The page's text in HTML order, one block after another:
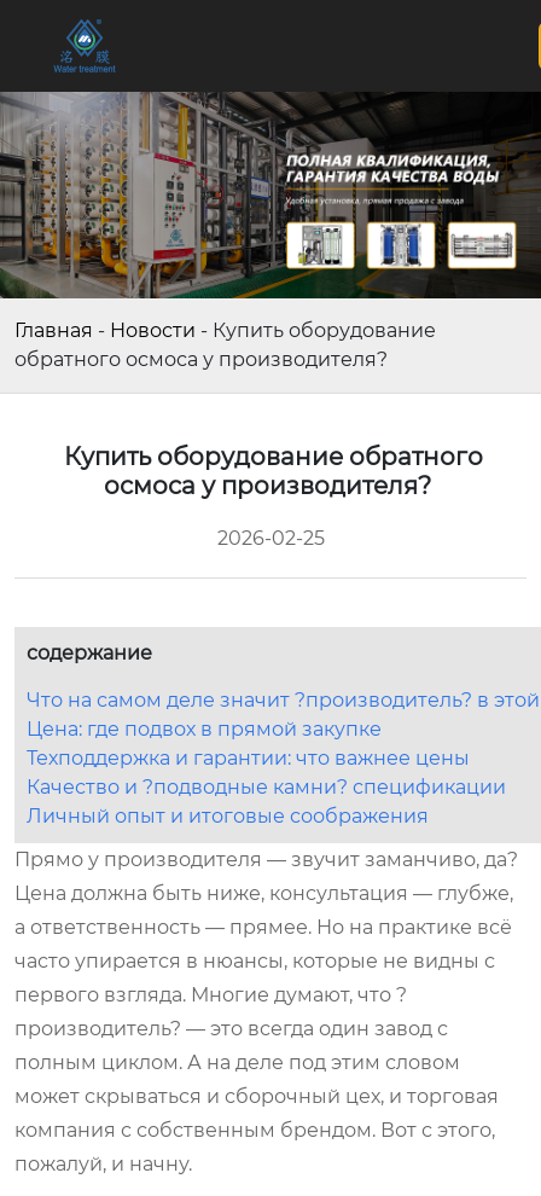
Главная - Новости - Купить оборудование
обратного осмоса у производителя?
Купить оборудование обратного
осмоса у производителя?
2026-02-25
содержание
Что на самом деле значит ?производитель? в
Цена: где подвох в прямой закупке
Техподдержка и гарантии: что важнее цены
Качество и ?подводные камни? спецификации
Личный опыт и итоговые соображения
Прямо у производителя — звучит заманчиво, да?
Цена должна быть ниже, консультация — глубже,
а ответственность — прямее. Но на практике всё
часто упирается в нюансы, которые не видны с
первого взгляда. Многие думают, что ?
производитель? — это всегда один завод с
полным циклом. А на деле под этим словом
может скрываться и сборочный цех, и торговая
компания с собственным брендом. Вот с этого,
пожалуй, и начну.